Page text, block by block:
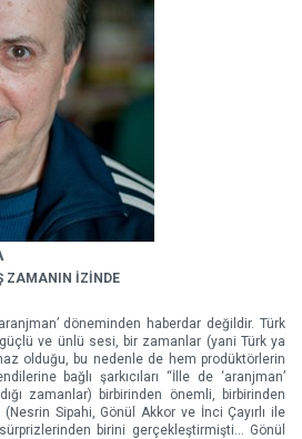
ZAMANIN İZİNDE
döneminden haberdar değildir. Türk
ve ünlü sesi, bir zamanlar (yani Türk ya
olduğu, bu nedenle de hem prodüktörlerin
bağlı şarkıcıları “İlle de ‘aranjman’
zamanlar) birbirinden önemli, birbirinden
(Nesrin Sipahi, Gönül Akkor ve İnci Çayırlı ile
birini gerçekleştirmişti… Gönül